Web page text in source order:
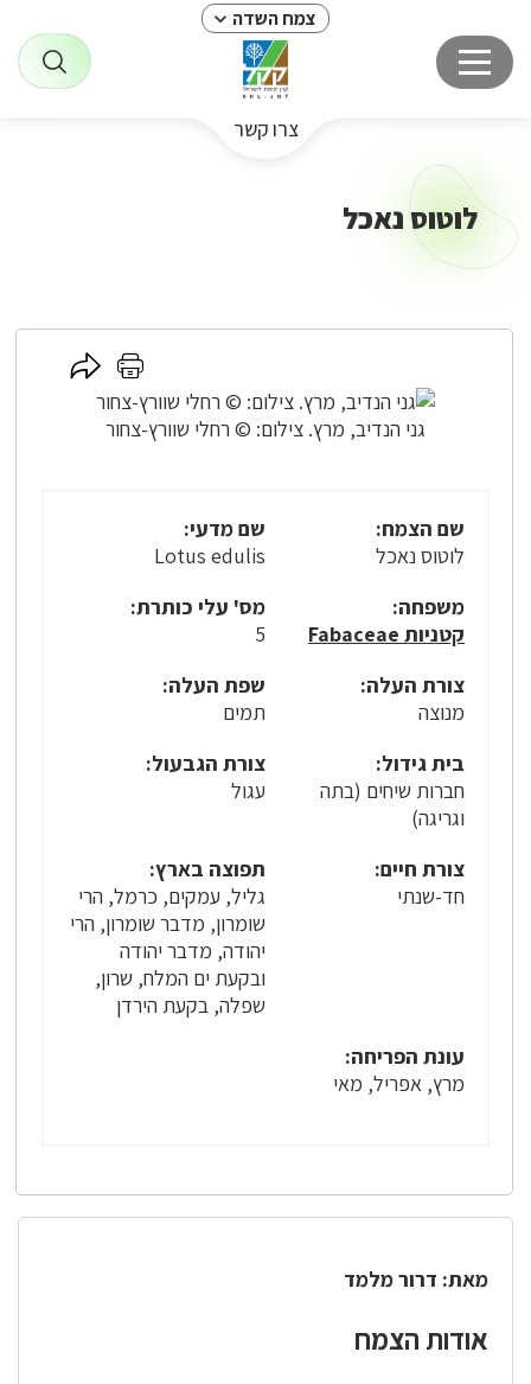
צמח השדה
צרו קשר
לוטוס נאכל
גני הנדיב, מרץ. צילום: © רחלי שוורץ-צחור
לחץ
כאן
לחץ
כאן
לשיתוף
שם הצמח:
לוטוס נאכל
שם מדעי:
Lotus edulis
משפחה:
קטניות Fabaceae
מס' עלי כותרת:
5
צורת העלה:
מנוצה
שפת העלה:
תמים
בית גידול:
חברות שיחים (בתה
וגריגה)
צורת הגבעול:
עגול
צורת חיים:
חד-שנתי
תפוצה בארץ:
גליל, עמקים, כרמל, הרי
שומרון, מדבר שומרון, הרי
יהודה, מדבר יהודה
ובקעת ים המלח, שרון,
שפלה, בקעת הירדן
עונת הפריחה:
מרץ, אפריל, מאי
מאת: דרור מלמד
אודות הצמח